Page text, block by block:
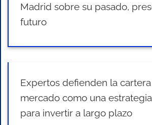
Madrid sobre su pasado,
futuro
Expertos defienden la
mercado como una
para invertir a largo plazo